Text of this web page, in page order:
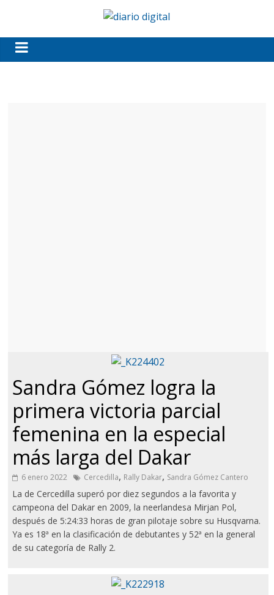
Sandra Gómez logra la
primera victoria parcial
femenina en la especial
más larga del Dakar
6 enero 2022 Cercedilla, Rally Dakar, Sandra Gómez Cantero
La de Cercedilla superó por diez segundos a la favorita y
campeona del Dakar en 2009, la neerlandesa Mirjan Pol,
después de 5:24:33 horas de gran pilotaje sobre su Husqvarna.
Ya es 18ª en la clasificación de debutantes y 52ª en la general
de su categoría de Rally 2.